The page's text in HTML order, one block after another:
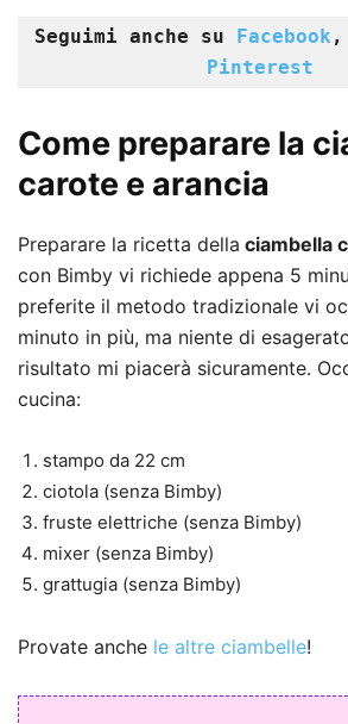
Seguimi anche su Facebook ,
Pinterest
Come preparare la
carote e arancia
Preparare la ricetta della ciambella
con Bimby vi richiede appena 5
preferite il metodo tradizionale vi
minuto in più, ma niente di
risultato mi piacerà sicuramente.
cucina:
stampo da 22 cm
ciotola (senza Bimby)
fruste elettriche (senza Bimby)
mixer (senza Bimby)
grattugia (senza Bimby)
Provate anche le altre ciambelle!